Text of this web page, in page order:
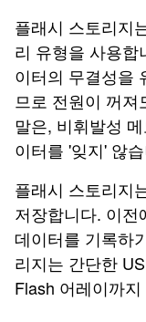
플래시 스토리지
리 유형을 사용합
이터의 무결성을
므로 전원이 꺼
말은, 비휘발성
이터를 '잊지' 않
플래시 스토리지
저장합니다. 이전
데이터를 기록하
리지는 간단한
Flash 어레이까